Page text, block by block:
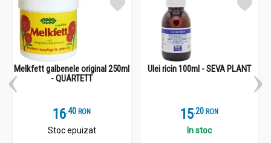
Melkfett galbenele original 250ml
- QUARTETT
16.4 RON
Stoc epuizat
Ulei ricin 100ml - SEVA PLANT
15.2 RON
In stoc